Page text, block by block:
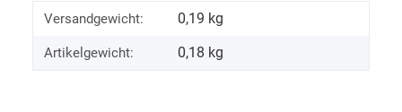
Versandgewicht: 0,19 kg
Artikelgewicht: 0,18 kg